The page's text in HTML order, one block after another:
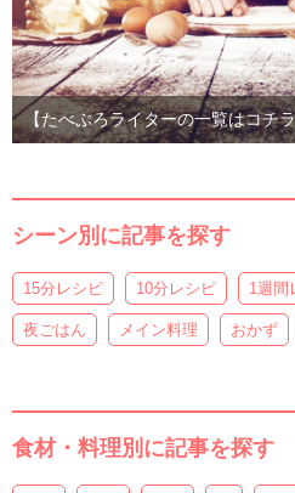
【たべぷろライターの一覧はコチ
シーン別に記事を探す
15分レシピ 10分レシピ 1週間
夜ごはん メイン料理 おかず
食材・料理別に記事を探す